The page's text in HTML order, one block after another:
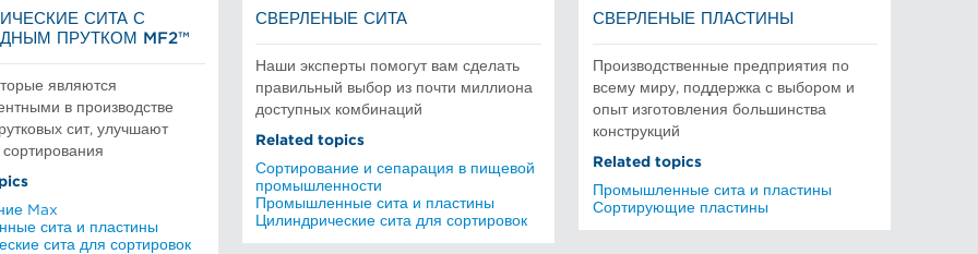
СИТА С
ПРУТКОМ MF2™
являются
в производстве
сит, улучшают
сортирования
Max
сита и пластины
сита для сортировок
СВЕРЛЕНЫЕ СИТА
Наши эксперты помогут вам сделать
правильный выбор из почти миллиона
доступных комбинаций
Related topics
Сортирование и сепарация в пищевой
промышленности
Промышленные сита и пластины
Цилиндрические сита для сортировок
СВЕРЛЕНЫЕ ПЛАСТИНЫ
Производственные предприятия по
всему миру, поддержка с выбором и
опыт изготовления большинства
конструкций
Related topics
Промышленные сита и пластины
Сортирующие пластины